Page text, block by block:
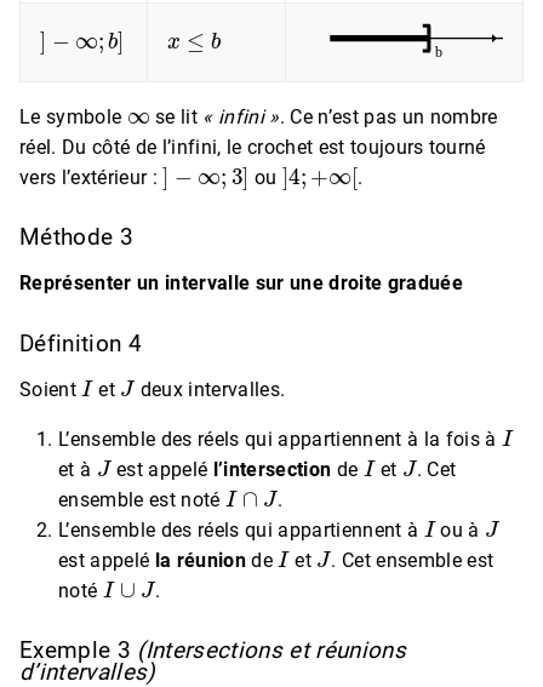
] b
Le symbole se lit « infini ». Ce n’est pas un nombre
réel. Du côté de l’infini, le crochet est toujours tourné
vers l’extérieur :
] −∞;3]
ou
]4;+∞[
.
Méthode 3
Représenter un intervalle sur une droite graduée
Définition 4
Soient
I
et
J
deux intervalles.
L’ensemble des réels qui appartiennent à la fois à
I
et à
J
est appelé l’intersection de
I
et
J
. Cet
ensemble est noté
I∩J
.
L’ensemble des réels qui appartiennent à
I
ou à
J
est appelé la réunionde
I
et
J
. Cet ensemble est
noté
I∪J
.
Exemple 3 (Intersections et réunions
d’intervalles)